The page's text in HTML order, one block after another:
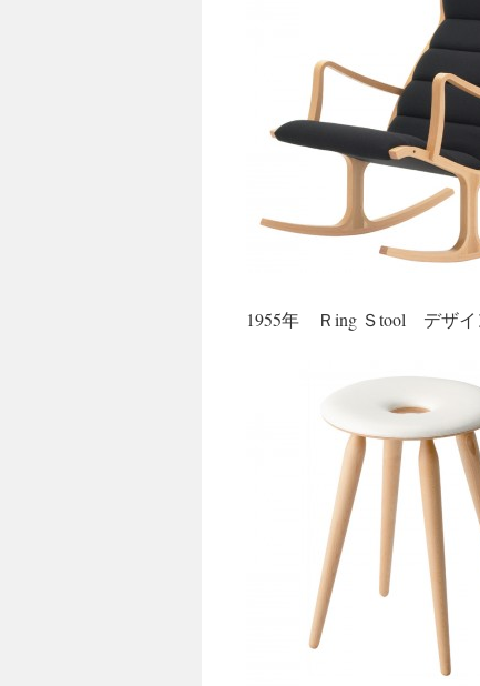
1955年 Ｒing Ｓtool デザ